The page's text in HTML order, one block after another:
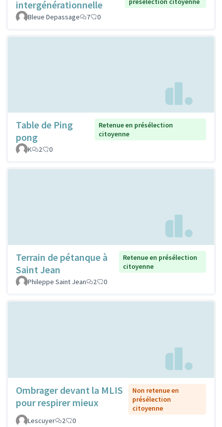
intergénérationnelle
Bleue Depassage
7 0
Table de Ping
pong
Retenue en présélection
citoyenne
K
2 0
Terrain de pétanque à
Saint Jean
Retenue en présélection
citoyenne
Phileppe Saint Jean
2 0
Ombrager devant la MLIS
pour respirer mieux
Non retenue en
présélection
citoyenne
Lescuyer
2 0